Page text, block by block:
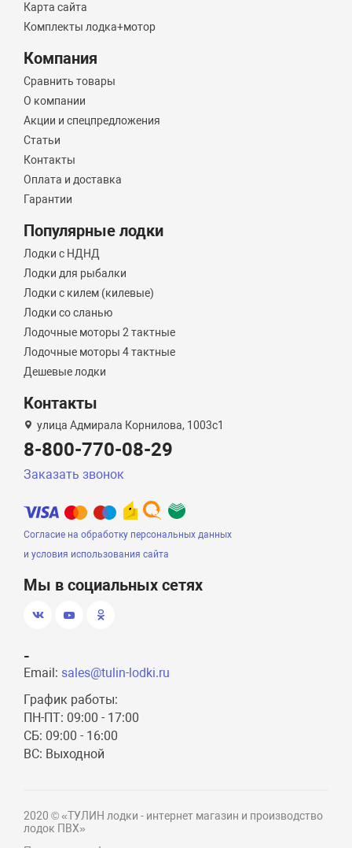
Карта сайта
Комплекты лодка+мотор
Компания
Сравнить товары
О компании
Акции и спецпредложения
Статьи
Контакты
Оплата и доставка
Гарантии
Популярные лодки
Лодки с НДНД
Лодки для рыбалки
Лодки с килем (килевые)
Лодки со сланью
Лодочные моторы 2 тактные
Лодочные моторы 4 тактные
Дешевые лодки
Контакты
улица Адмирала Корнилова, 1003с1
8-800-770-08-29
Заказать звонок
Согласие на обработку персональных данных
и условия использования сайта
Мы в социальных сетях
-
Email: sales@tulin-lodki.ru
График работы:
ПН-ПТ: 09:00 - 17:00
СБ: 09:00 - 16:00
ВС: Выходной
2020 © «ТУЛИН лодки - интернет магазин и производство
лодок ПВХ»